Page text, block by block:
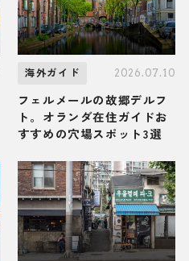
海外ガイド 2026.07.10
フェルメールの故郷デルフ
ト。オランダ在住ガイドお
すすめの穴場スポット3選